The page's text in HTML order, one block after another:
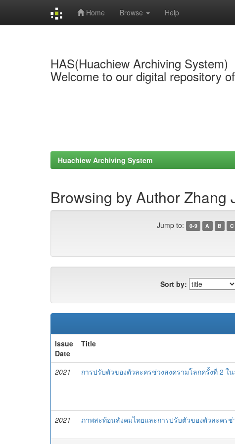
Home Browse Help
HAS(Huachiew Archiving System)
Welcome to our digital repository
Huachiew Archiving System
Browsing by Author Zhang
Jump to: 0-9 A B C
Sort by:
Issue
Date
Title
2021 การปรับตัวของตัวละครช่วงสงครามโลกครั้งที่ 2 ใ
2021
ภาพสะท้อนสังคมไทยและการปรับตัวของตัวละคร